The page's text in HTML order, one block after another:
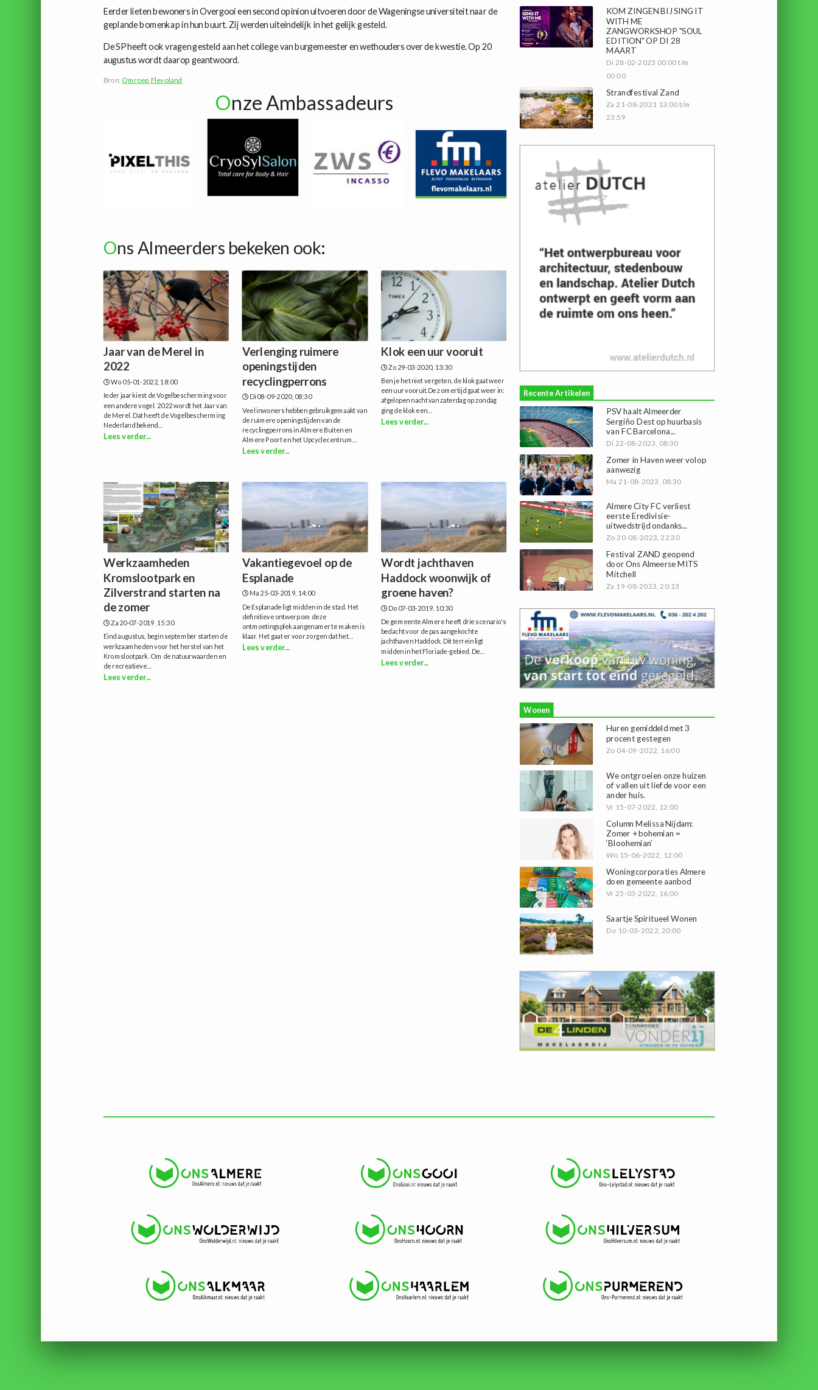
Eerder lieten bewoners in Overgooi een second opinion uitvoeren door de Wageningse universiteit naar de
geplande bomenkap in hun buurt. Zij werden uiteindelijk in het gelijk gesteld.
De SP heeft ook vragen gesteld aan het college van burgemeester en wethouders over de kwestie. Op 20
augustus wordt daarop geantwoord.
Bron: Omroep Flevoland
Onze Ambassadeurs
Ons Almeerders bekeken ook:
Jaar van de Merel in
2022
Wo 05-01-2022, 18:00
Ieder jaar kiest de Vogelbescherming voor
een andere vogel. 2022 wordt het Jaar van
de Merel. Dat heeft de Vogelbescherming
Nederland bekend...
Lees verder...
Verlenging ruimere
openingstijden
recyclingperrons
Di 08-09-2020, 08:30
Veel inwoners hebben gebruikgemaakt van
de ruimere openingstijden van de
recyclingperrons in Almere Buiten en
Almere Poort en het Upcyclecentrum...
Lees verder...
Klok een uur vooruit
Zo 29-03-2020, 13:30
Ben je het niet vergeten, de klok gaat weer
een uur vooruit.De zomertijd gaat weer in:
afgelopen nacht van zaterdag op zondag
ging de klok een...
Lees verder...
Werkzaamheden
Kromslootpark en
Zilverstrand starten na
de zomer
Za 20-07-2019, 15:30
Eind augustus, begin september starten de
werkzaamheden voor het herstel van het
Kromslootpark. Om de natuurwaarden en
de recreatieve...
Lees verder...
Vakantiegevoel op de
Esplanade
Ma 25-03-2019, 14:00
De Esplanade ligt midden in de stad. Het
definitieve ontwerp om deze
ontmoetingsplek aangenamer te maken is
klaar. Het gaat er voor zorgen dat het...
Lees verder...
Wordt jachthaven
Haddock woonwijk of
groene haven?
Do 07-03-2019, 10:30
De gemeente Almere heeft drie scenario's
bedacht voor de pas aangekochte
jachthaven Haddock. Dit terrein ligt
midden in het Floriade-gebied. De...
Lees verder...
KOM ZINGEN BIJ SING IT
WITH ME
ZANGWORKSHOP "SOUL
EDITION" OP DI 28
MAART
Di 28-02-2023 00:00 t/m
00:00
Strandfestival Zand
Za 21-08-2021 13:00 t/m
23:59
Recente Artikelen
PSV haalt Almeerder
Sergiño Dest op huurbasis
van FC Barcelona...
Di 22-08-2023, 08:30
Zomer in Haven weer volop
aanwezig
Ma 21-08-2023, 08:30
Almere City FC verliest
eerste Eredivisie-
uitwedstrijd ondanks...
Zo 20-08-2023, 22:30
Festival ZAND geopend
door Ons Almeerse MITS
Mitchell
Za 19-08-2023, 20:13
Wonen
Huren gemiddeld met 3
procent gestegen
Zo 04-09-2022, 16:00
We ontgroeien onze huizen
of vallen uit liefde voor een
ander huis.
Vr 15-07-2022, 12:00
Column Melissa Nijdam:
Zomer + bohemian =
‘Bloohemian’
Wo 15-06-2022, 12:00
Woningcorporaties Almere
doen gemeente aanbod
Vr 25-03-2022, 16:00
Saartje Spiritueel Wonen
Do 10-03-2022, 20:00